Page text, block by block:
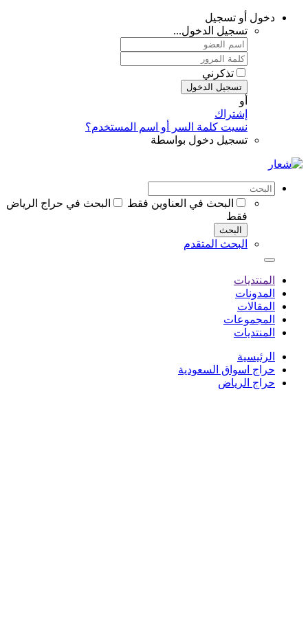
دخول أو تسجيل
تسجيل الدخول...
تذكرني
تسجيل الدخول
أو
إشتراك
نسيت كلمة السر أو اسم المستخدم؟
تسجيل دخول بواسطة
البحث في العناوين فقط
البحث في حراج الرياض
فقط
البحث
البحث المتقدم
المنتديات
المدونات
المقالات
المجموعات
المنتديات
الرئيسية
حراج اسواق السعودية
حراج الرياض